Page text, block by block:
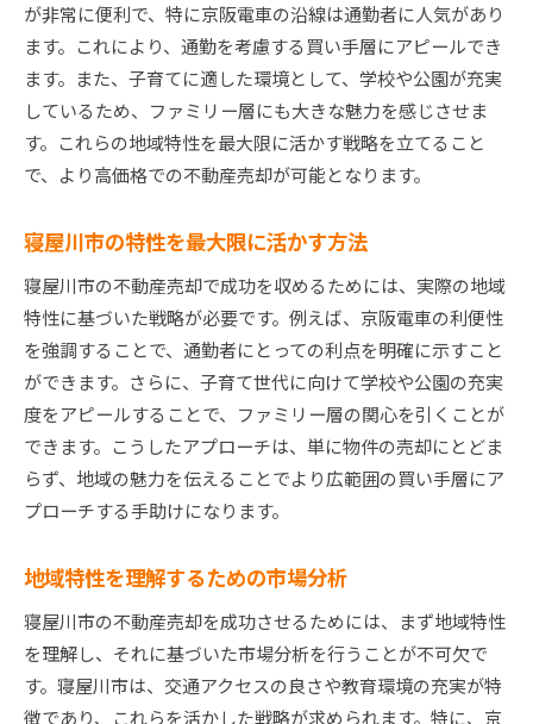
が非常に便利で、特に京阪電車の沿線は通勤者に人気があり
ます。これにより、通勤を考慮する買い手層にアピールでき
ます。また、子育てに適した環境として、学校や公園が充実
しているため、ファミリー層にも大きな魅力を感じさせま
す。これらの地域特性を最大限に活かす戦略を立てること
で、より高価格での不動産売却が可能となります。
寝屋川市の特性を最大限に活かす方法
寝屋川市の不動産売却で成功を収めるためには、実際の地域
特性に基づいた戦略が必要です。例えば、京阪電車の利便性
を強調することで、通勤者にとっての利点を明確に示すこと
ができます。さらに、子育て世代に向けて学校や公園の充実
度をアピールすることで、ファミリー層の関心を引くことが
できます。こうしたアプローチは、単に物件の売却にとどま
らず、地域の魅力を伝えることでより広範囲の買い手層にア
プローチする手助けになります。
地域特性を理解するための市場分析
寝屋川市の不動産売却を成功させるためには、まず地域特性
を理解し、それに基づいた市場分析を行うことが不可欠で
す。寝屋川市は、交通アクセスの良さや教育環境の充実が特
徴であり、これらを活かした戦略が求められます。特に、京